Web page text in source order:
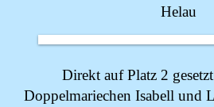
Helau
Direkt auf Platz 2
Doppelmariechen Isabell und